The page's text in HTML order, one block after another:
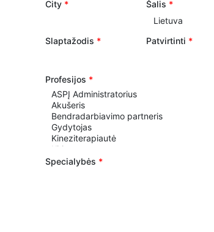
City * Šalis *
Slaptažodis * Patvirtinti *
Profesijos *
Specialybės *